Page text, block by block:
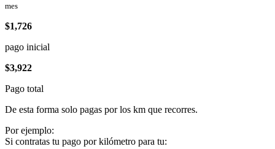
mes
$1,726
pago inicial
$3,922
Pago total
De esta forma solo pagas por los km que recorres.
Por ejemplo:
Si contratas tu pago por kilómetro para tu: